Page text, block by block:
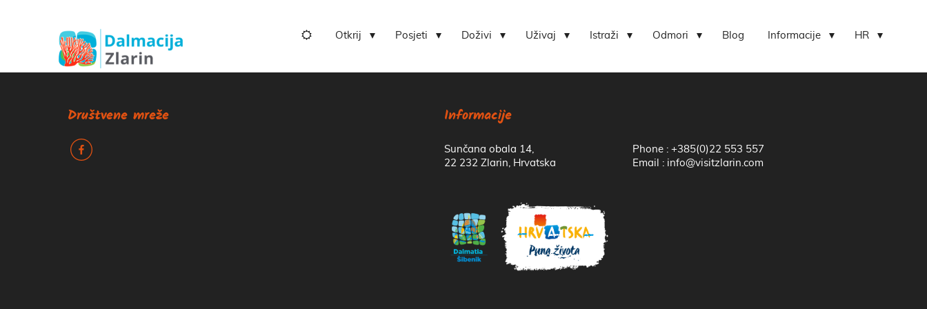
Otkrij Posjeti Doživi Uživaj Istraži Odmori Blog Informacije HR
Društvene mreže
k
Informacije
Sunčana obala 14,
22 232 Zlarin, Hrvatska
Phone : +385(0)22 553 557
Email : info@visitzlarin.com